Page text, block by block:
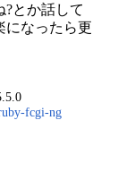
とか話して
になったら更
fcgi-ng